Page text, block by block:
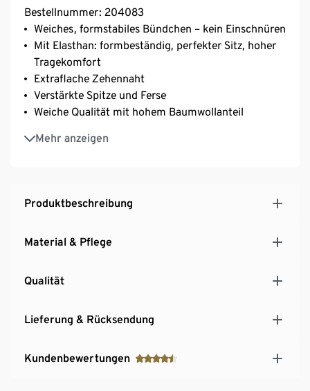
Bestellnummer: 204083
Weiches, formstabiles Bündchen – kein Einschnüren
Mit Elasthan: formbeständig, perfekter Sitz, hoher
Tragekomfort
Extraflache Zehennaht
Verstärkte Spitze und Ferse
Weiche Qualität mit hohem Baumwollanteil
Mehr anzeigen
Mit Baumwolle
Produktbeschreibung
Material & Pflege
Qualität
Lieferung & Rücksendung
Kundenbewertungen